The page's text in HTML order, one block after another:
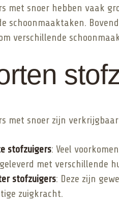
met snoer hebben vaak
schoonmaaktaken.
verschillende
met snoer zijn
stofzuigers: Veel
met verschillende
stofzuigers: Deze zijn
zuigkracht.